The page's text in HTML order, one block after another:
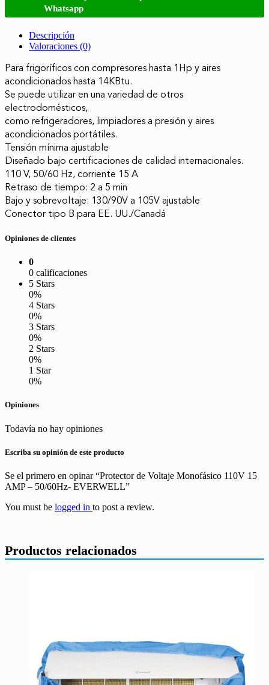
Whatsapp
Descripción
Valoraciones (0)
Para frigoríficos con compresores hasta 1Hp y aires
acondicionados hasta 14KBtu.
Se puede utilizar en una variedad de otros
electrodomésticos,
como refrigeradores, limpiadores a presión y aires
acondicionados portátiles.
Tensión mínima ajustable
Diseñado bajo certificaciones de calidad internacionales.
110 V, 50/60 Hz, corriente 15 A
Retraso de tiempo: 2 a 5 min
Bajo y sobrevoltaje: 130/90V a 105V ajustable
Conector tipo B para EE. UU./Canadá
Opiniones de clientes
0
0 calificaciones
5 Stars
0%
4 Stars
0%
3 Stars
0%
2 Stars
0%
1 Star
0%
Opiniones
Todavía no hay opiniones
Escriba su opinión de este producto
Se el primero en opinar “Protector de Voltaje Monofásico 110V 15
AMP – 50/60Hz- EVERWELL”
You must be logged in to post a review.
Productos relacionados